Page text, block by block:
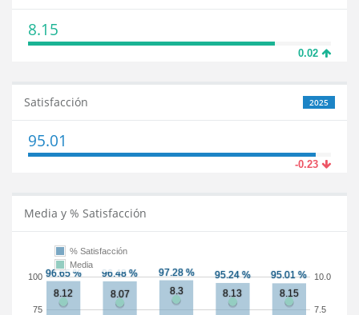
8.15
0.02
2025
Satisfacción
95.01
-0.23
Media y % Satisfacción
75
100
7.5
10.0
% Satisfacción
Media